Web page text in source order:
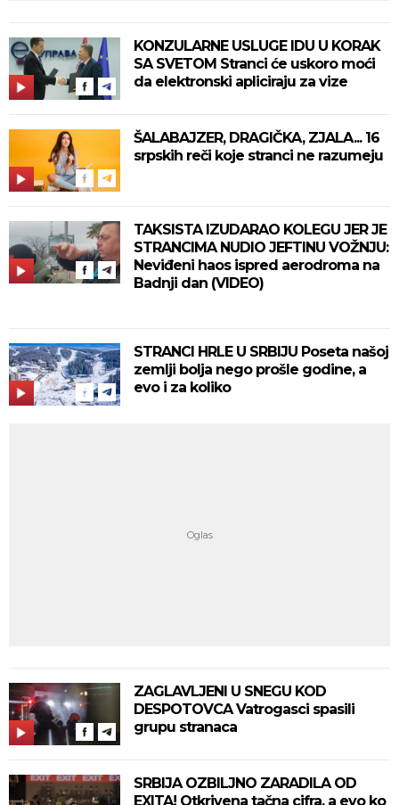
KONZULARNE USLUGE IDU U KORAK
SA SVETOM Stranci će uskoro moći
da elektronski apliciraju za vize
ŠALABAJZER, DRAGIČKA, ZJALA... 16
srpskih reči koje stranci ne razumeju
TAKSISTA IZUDARAO KOLEGU JER JE
STRANCIMA NUDIO JEFTINU VOŽNJU:
Neviđeni haos ispred aerodroma na
Badnji dan (VIDEO)
STRANCI HRLE U SRBIJU Poseta našoj
zemlji bolja nego prošle godine, a
evo i za koliko
ZAGLAVLJENI U SNEGU KOD
DESPOTOVCA Vatrogasci spasili
grupu stranaca
SRBIJA OZBILJNO ZARADILA OD
EXITA! Otkrivena tačna cifra, a evo ko